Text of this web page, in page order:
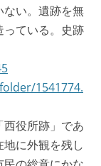
い。遺跡を無
ている。史跡
1541774.
役所跡」であ
に外観を残し